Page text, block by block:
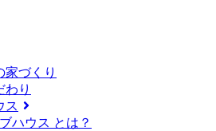
家づくり​
わり
ス
ハウス とは？